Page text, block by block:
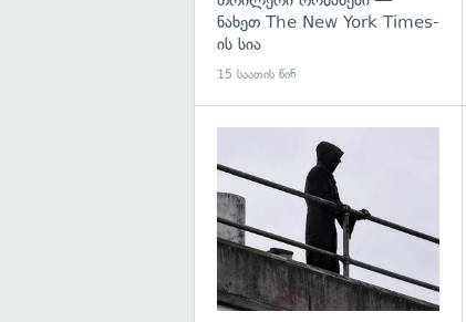
ნახეთ The New York Times-
ის სია
15 საათის წინ